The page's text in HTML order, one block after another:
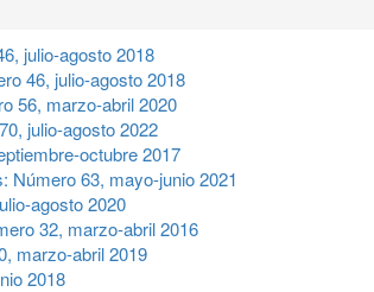
julio-agosto 2018
46, julio-agosto 2018
56, marzo-abril 2020
julio-agosto 2022
octubre 2017
Número 63, mayo-junio 2021
agosto 2020
32, marzo-abril 2016
marzo-abril 2019
2018